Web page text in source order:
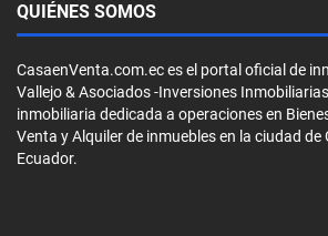
QUIÉNES SOMOS
CasaenVenta.com.ec es el portal oficial de
Vallejo & Asociados -Inversiones
inmobiliaria dedicada a operaciones en
Venta y Alquiler de inmuebles en la ciudad de
Ecuador.